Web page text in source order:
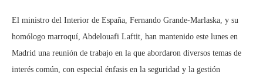
El ministro del Interior de España, Fernando Grande-Marlaska, y su
homólogo marroquí, Abdelouafi Laftit, han mantenido este lunes en
Madrid una reunión de trabajo en la que abordaron diversos temas de
interés común, con especial énfasis en la seguridad y la gestión